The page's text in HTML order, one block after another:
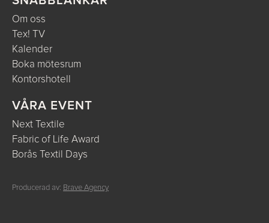
Om oss
Tex! TV
Kalender
Boka mötesrum
Kontorshotell
VÅRA EVENT
Next Textile
Fabric of Life Award
Borås Textil Days
Producerad av: Brave Agency